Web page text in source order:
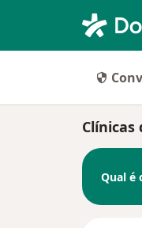
Qual é